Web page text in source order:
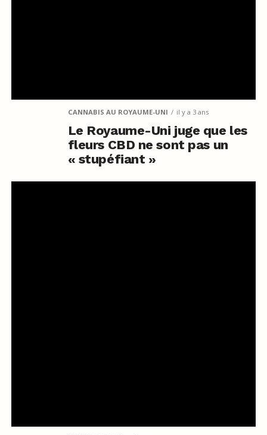
CANNABIS AU ROYAUME-UNI il y a 3 ans
Le Royaume-Uni juge que les
fleurs CBD ne sont pas un
« stupéfiant »